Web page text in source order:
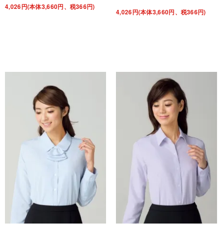
4,026円(本体3,660円、税366円)
4,026円(本体3,660円、税366円)